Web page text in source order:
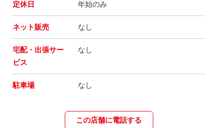
定休日 年始のみ
ネット販売 なし
宅配・出張サー
ビス
なし
駐車場 なし
この店舗に電話する